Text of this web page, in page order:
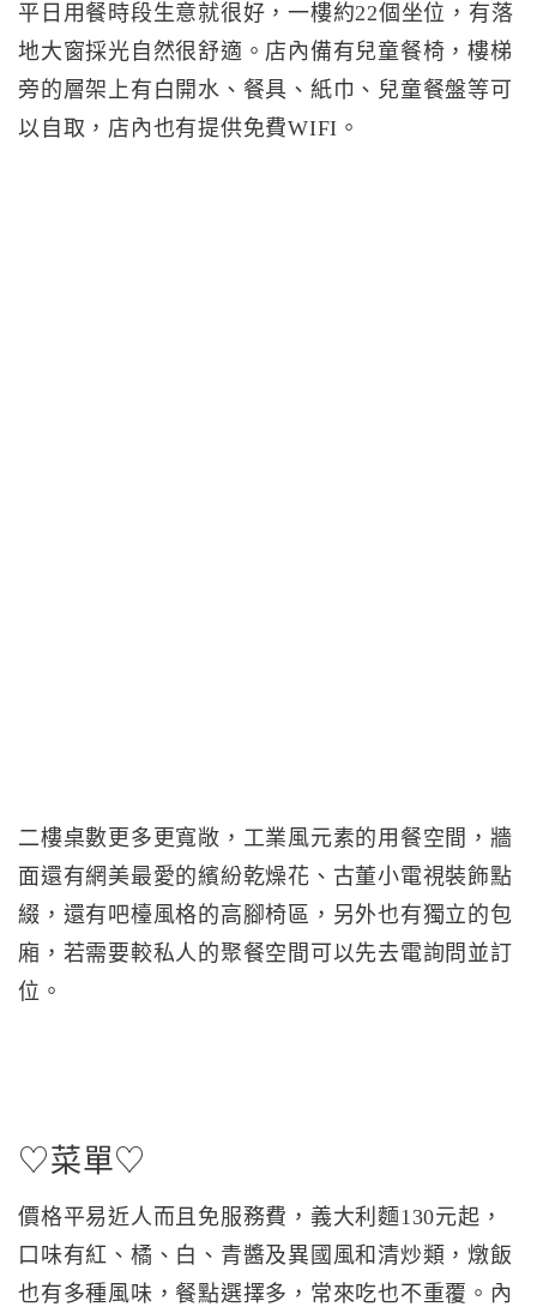
平日用餐時段生意就很好，一樓約22個坐位，有落
地大窗採光自然很舒適。店內備有兒童餐椅，樓梯
旁的層架上有白開水、餐具、紙巾、兒童餐盤等可
以自取，店內也有提供免費WIFI。
二樓桌數更多更寬敞，工業風元素的用餐空間，牆
面還有網美最愛的繽紛乾燥花、古董小電視裝飾點
綴，還有吧檯風格的高腳椅區，另外也有獨立的包
廂，若需要較私人的聚餐空間可以先去電詢問並訂
位。
♡菜單♡
價格平易近人而且免服務費，義大利麵130元起，
口味有紅、橘、白、青醬及異國風和清炒類，燉飯
也有多種風味，餐點選擇多，常來吃也不重覆。內